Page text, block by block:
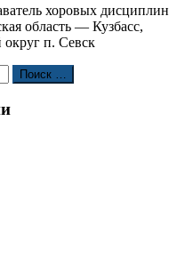
хоровых дисциплин
область — Кузбасс,
п. Севск
Поиск …